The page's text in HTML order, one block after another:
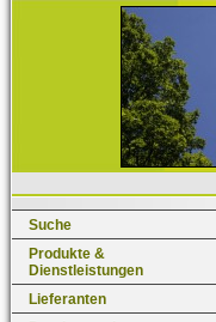
Suche
Produkte &
Dienstleistungen
Lieferanten